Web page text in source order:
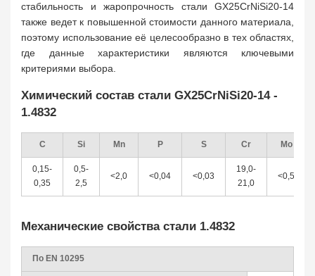
стабильность и жаропрочность стали GX25CrNiSi20-14
также ведет к повышенной стоимости данного материала,
поэтому использование её целесообразно в тех областях,
где данные характеристики являются ключевыми
критериями выбора.
Химический состав стали GX25CrNiSi20-14 -
1.4832
C Si Mn P S Cr Mo
0,15-
0,35
0,5-
2,5
<2,0 <0,04 <0,03
19,0-
21,0
<0,5
Механические свойства стали 1.4832
По EN 10295